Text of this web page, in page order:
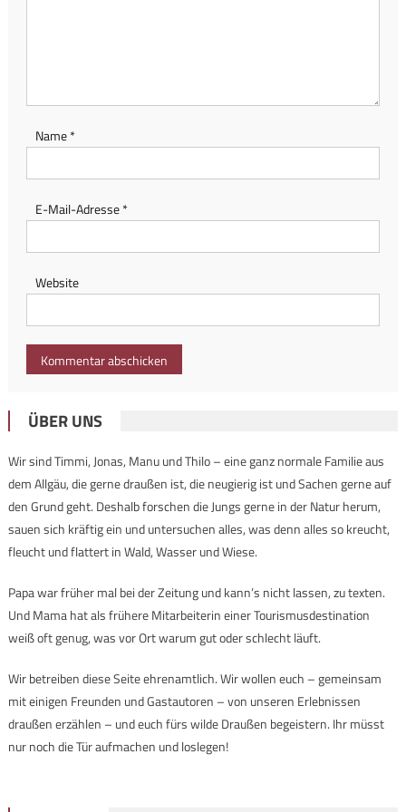
Name*
E-Mail-Adresse*
Website
ÜBER UNS
Wir sind Timmi, Jonas, Manu und Thilo – eine ganz normale Familie aus
dem Allgäu, die gerne draußen ist, die neugierig ist und Sachen gerne auf
den Grund geht. Deshalb forschen die Jungs gerne in der Natur herum,
sauen sich kräftig ein und untersuchen alles, was denn alles so kreucht,
fleucht und flattert in Wald, Wasser und Wiese.
Papa war früher mal bei der Zeitung und kann’s nicht lassen, zu texten.
Und Mama hat als frühere Mitarbeiterin einer Tourismusdestination
weiß oft genug, was vor Ort warum gut oder schlecht läuft.
Wir betreiben diese Seite ehrenamtlich. Wir wollen euch – gemeinsam
mit einigen Freunden und Gastautoren – von unseren Erlebnissen
draußen erzählen – und euch fürs wilde Draußen begeistern. Ihr müsst
nur noch die Tür aufmachen und loslegen!